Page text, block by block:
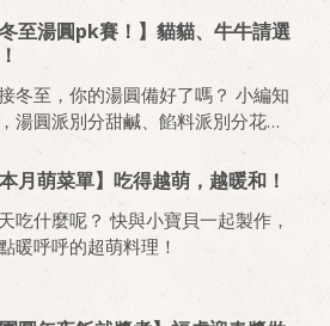
冬至湯圓pk賽！】貓貓、牛牛請選
冬至，你的湯圓備好了嗎？ 小編知
湯圓派別分甜鹹、餡料派別分花
、芝麻 所以一次準備好給你們啦！ 趕
備好湯圓、收藏好食譜 回家暖暖過冬
本月萌菜單】吃得越萌，越暖和！
吃什麼呢？ 快與小寶貝一起製作，
暖呼呼的超萌料理！